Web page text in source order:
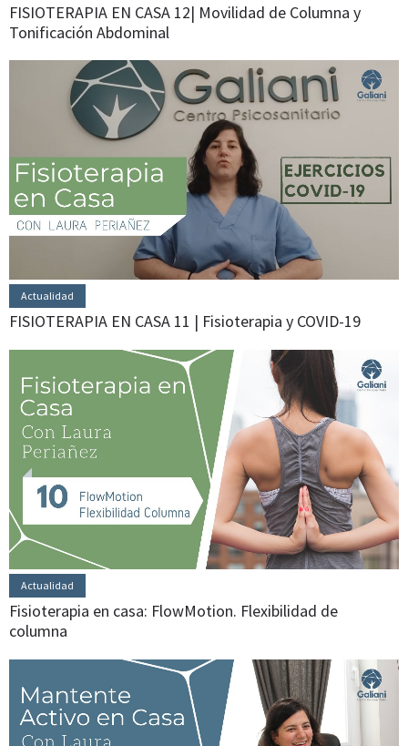
FISIOTERAPIA EN CASA 12| Movilidad de Columna y
Tonificación Abdominal
Actualidad
FISIOTERAPIA EN CASA 11 | Fisioterapia y COVID-19
Actualidad
Fisioterapia en casa: FlowMotion. Flexibilidad de
columna